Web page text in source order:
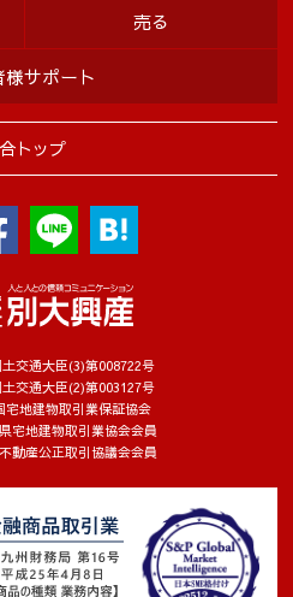
交通大臣(3)第008722号
交通大臣(2)第003127号
宅地建物取引業保証協会
宅地建物取引業協会会員
動産公正取引協議会会員
トップ
売る
サポート